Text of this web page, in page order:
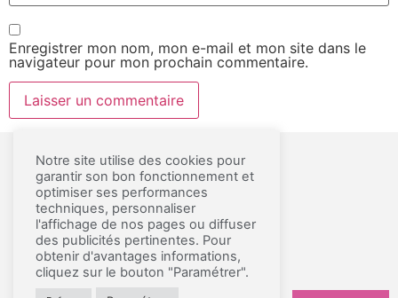
Enregistrer mon nom, mon e-mail et mon site dans le
navigateur pour mon prochain commentaire.
MENTIONS LÉGALES ET CGU
A PROPOS
CONTACT
PRESSE
Notre site utilise des cookies pour
garantir son bon fonctionnement et
optimiser ses performances
techniques, personnaliser
l'affichage de nos pages ou diffuser
des publicités pertinentes. Pour
obtenir d'avantages informations,
cliquez sur le bouton "Paramétrer".